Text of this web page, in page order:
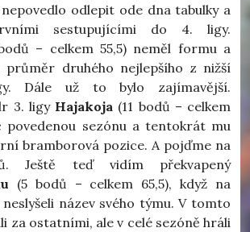
odlepit ode dna tabulky a
sestupujícími do 4. ligy.
– celkem 55,5) neměl formu a
průměr druhého nejlepšího z nižší
Dále už to bylo zajímavější.
3. ligy Hajakoja (11 bodů – celkem
povedenou sezónu a tentokrát mu
bramborová pozice. A pojďme na
Ještě teď vidím překvapený
(5 bodů – celkem 65,5), když na
název svého týmu. V tomto
za ostatními, ale v celé sezóně hráli